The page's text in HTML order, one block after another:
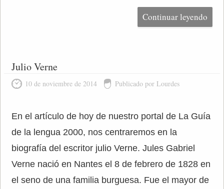
Continuar leyendo
Julio Verne
10 de noviembre de 2014 Publicado por Lourdes
En el artículo de hoy de nuestro portal de La Guía
de la lengua 2000, nos centraremos en la
biografía del escritor julio Verne. Jules Gabriel
Verne nació en Nantes el 8 de febrero de 1828 en
el seno de una familia burguesa. Fue el mayor de